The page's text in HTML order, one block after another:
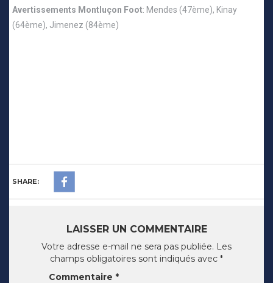
Avertissements Montluçon Foot: Mendes (47ème), Kinay
(64ème), Jimenez (84ème)
SHARE:
LAISSER UN COMMENTAIRE
Votre adresse e-mail ne sera pas publiée. Les
champs obligatoires sont indiqués avec *
Commentaire *